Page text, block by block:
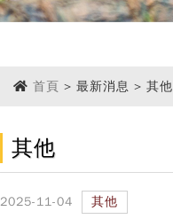
首頁 > 最新消息 > 其他
其他
2025-11-04 其他